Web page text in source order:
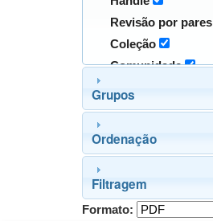
Revisão por pares
Coleção
Comunidade
Grupos
Ordenação
Filtragem
Formato: